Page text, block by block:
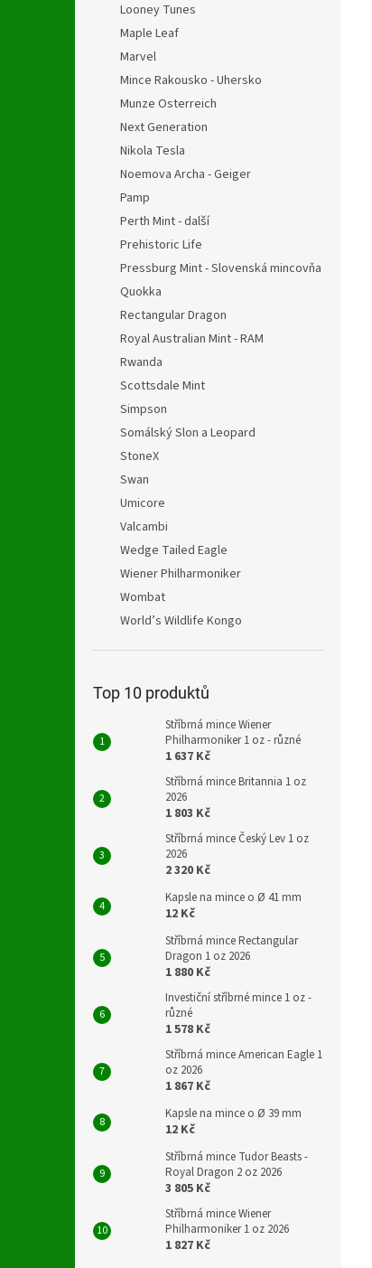
Looney Tunes
Maple Leaf
Marvel
Mince Rakousko - Uhersko
Munze Osterreich
Next Generation
Nikola Tesla
Noemova Archa - Geiger
Pamp
Perth Mint - další
Prehistoric Life
Pressburg Mint - Slovenská mincovňa
Quokka
Rectangular Dragon
Royal Australian Mint - RAM
Rwanda
Scottsdale Mint
Simpson
Somálský Slon a Leopard
StoneX
Swan
Umicore
Valcambi
Wedge Tailed Eagle
Wiener Philharmoniker
Wombat
World’s Wildlife Kongo
Top 10 produktů
Stříbrná mince Wiener
Philharmoniker 1 oz - různé
1 637 Kč
Stříbrná mince Britannia 1 oz
2026
1 803 Kč
Stříbrná mince Český Lev 1 oz
2026
2 320 Kč
Kapsle na mince o Ø 41 mm
12 Kč
Stříbrná mince Rectangular
Dragon 1 oz 2026
1 880 Kč
Investiční stříbrné mince 1 oz -
různé
1 578 Kč
Stříbrná mince American Eagle 1
oz 2026
1 867 Kč
Kapsle na mince o Ø 39 mm
12 Kč
Stříbrná mince Tudor Beasts -
Royal Dragon 2 oz 2026
3 805 Kč
Stříbrná mince Wiener
Philharmoniker 1 oz 2026
1 827 Kč